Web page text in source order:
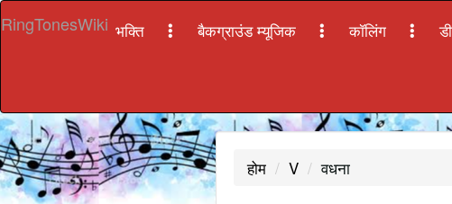
RingTonesWiki भक्ति बैकग्राउंड म्यूजिक कॉलिंग
होम V वधना